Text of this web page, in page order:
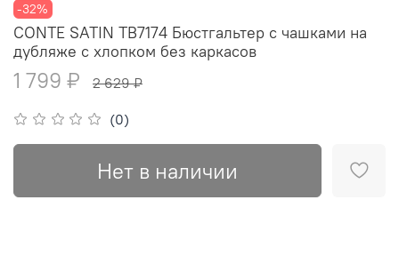
-32%
(0)
CONTE SATIN TB7174 Бюстгальтер c чашками на
дубляже с хлопком без каркасов
1 799 ₽ 2 629 ₽
Нет в наличии